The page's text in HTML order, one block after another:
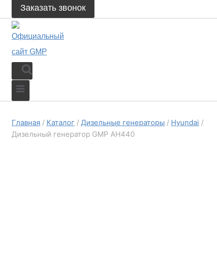
Заказать звонок
Главная / Каталог / Дизельные генераторы / Hyundai /
Дизельный генератор GMP AH440